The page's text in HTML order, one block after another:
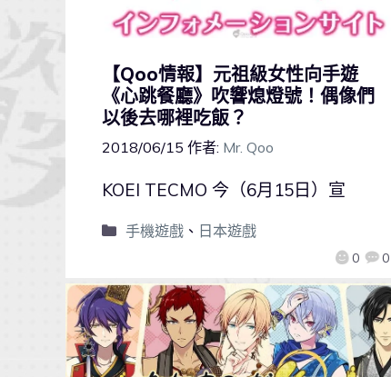
【Qoo情報】元祖級女性向手遊
《心跳餐廳》吹響熄燈號！偶像們
以後去哪裡吃飯？
2018/06/15 作者: Mr. Qoo
0 0
KOEI TECMO 今（6月15日）宣
手機遊戲、 日本遊戲